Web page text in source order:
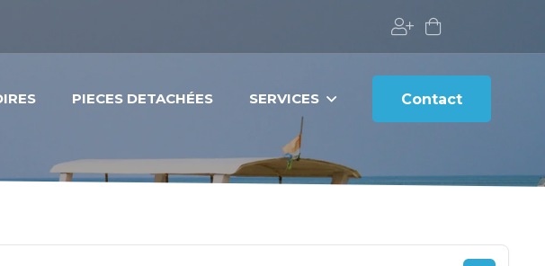
PIECES DETACHÉES SERVICES Contact